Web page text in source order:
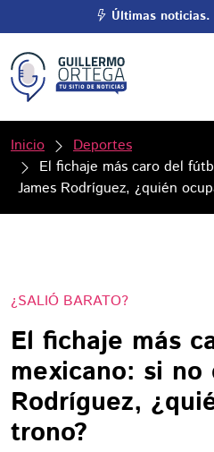
Últimas noticias.
Inicio
Deportes
El fichaje más caro del
James Rodríguez, ¿quién
¿SALIÓ BARATO?
El fichaje más
mexicano: si no
Rodríguez,
trono?